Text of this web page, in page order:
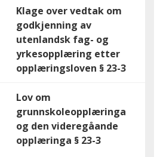
Klage over vedtak om
godkjenning av
utenlandsk fag- og
yrkesopplæring etter
opplæringsloven § 23-3
Lov om
grunnskoleopplæringa
og den videregåande
opplæringa § 23-3